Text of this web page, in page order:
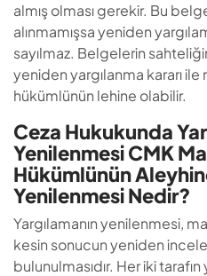
almış olması gerekir. Bu
alınmamışsa yeniden
sayılmaz. Belgelerin
yeniden yargılanma kararı
hükümlünün lehine olabilir.
Ceza Hukukunda
Yenilenmesi CMK
Hükümlünün
Yenilenmesi Nedir?
Yargılamanın yenilenmesi,
kesin sonucun yeniden
bulunulmasıdır. Her iki